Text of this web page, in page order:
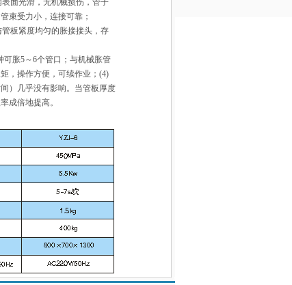
面光滑，无机械损伤，管子
束受力小，连接可靠；
板紧度均匀的胀接接头，存
胀5～6个管口；与机械胀管
，操作方便，可续作业；(4)
）几乎没有影响。当管板厚度
成倍地提高。